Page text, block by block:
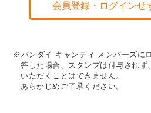
会員登録・ログインせ
※バンダイ キャンディ メンバーズに
答した場合、スタンプは付与されず
いただくことはできません。
あらかじめご了承ください。